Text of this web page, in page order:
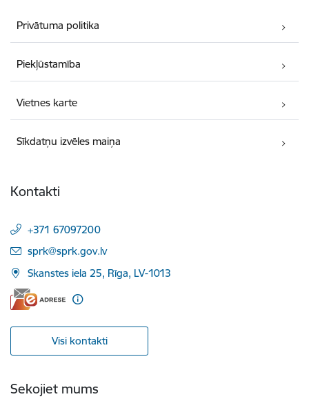
Privātuma politika
Piekļūstamība
Vietnes karte
Sīkdatņu izvēles maiņa
Kontakti
+371 67097200
E-pasts:
sprk@sprk.gov.lv
Skanstes iela 25, Rīga, LV-1013
Visi kontakti
Sekojiet mums